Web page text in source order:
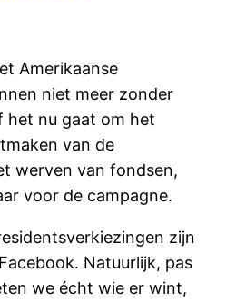
Amerikaanse
niet meer zonder
het nu gaat om het
van de
werven van fondsen,
voor de campagne.
zijn
Natuurlijk, pas
we écht wie er wint,